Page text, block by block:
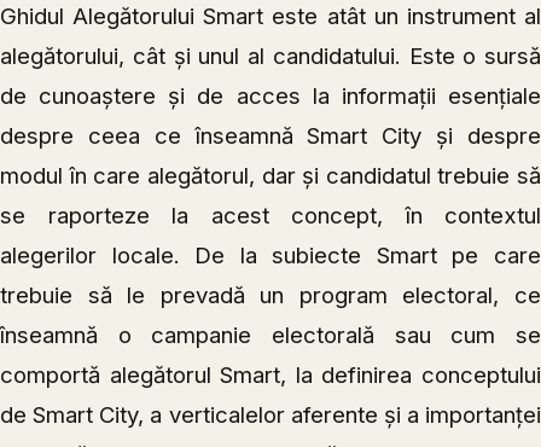
Ghidul Alegătorului Smart este atât un instrument al
alegătorului, cât și unul al candidatului. Este o sursă
de cunoaștere și de acces la informații esențiale
despre ceea ce înseamnă Smart City și despre
modul în care alegătorul, dar și candidatul trebuie să
se raporteze la acest concept, în contextul
alegerilor locale. De la subiecte Smart pe care
trebuie să le prevadă un program electoral, ce
înseamnă o campanie electorală sau cum se
comportă alegătorul Smart, la definirea conceptului
de Smart City, a verticalelor aferente și a importanței